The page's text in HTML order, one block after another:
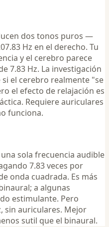
dos tonos puros —
Hz en el derecho. Tu
y el cerebro parece
7.83 Hz. La investigación
el cerebro realmente "se
el efecto de relajación es
Requiere auriculares
funciona.
sola frecuencia audible
7.83 veces por
onda cuadrada. Es más
a algunas
estimulante. Pero
sin auriculares. Mejor
sutil que el binaural.